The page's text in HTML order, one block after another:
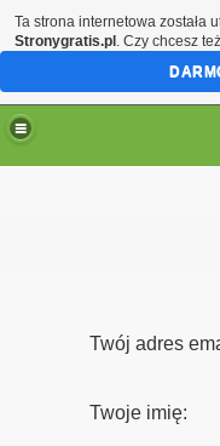
Twój adres
Twoje imię:
Ta strona internetowa została
Stronygratis.pl . Czy chcesz